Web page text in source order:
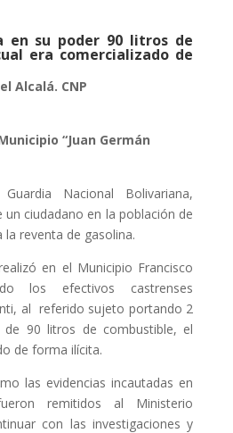
en su poder 90 litros de
era comercializado de
Alcalá. CNP
“Juan Germán
Nacional Bolivariana,
ciudadano en la población de
reventa de gasolina.
en el Municipio Francisco
los efectivos castrenses
al referido sujeto portando 2
de 90 litros de combustible, el
de forma ilícita.
las evidencias incautadas en
remitidos al Ministerio
con las investigaciones y